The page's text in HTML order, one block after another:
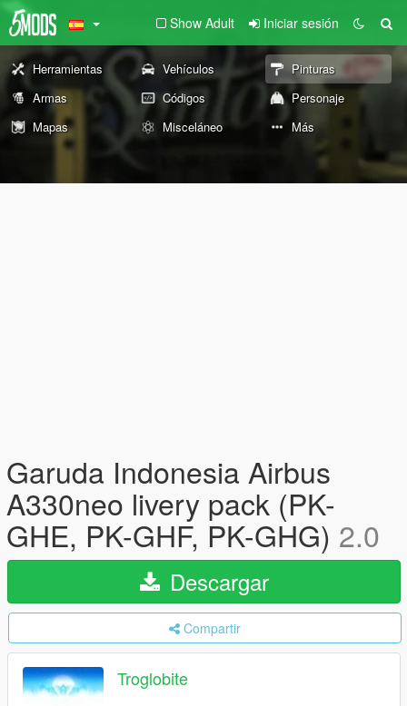
Show Adult Iniciar sesión
Herramientas Vehículos
Pinturas
Armas
Códigos
Personaje
Mapas
Misceláneo Más
Garuda Indonesia Airbus
A330neo livery pack (PK-
GHE, PK-GHF, PK-GHG) 2.0
Descargar
Compartir
Troglobite